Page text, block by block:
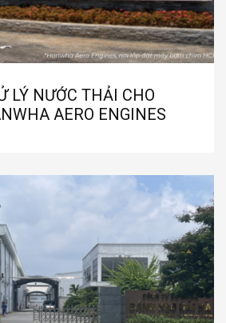
LÝ NƯỚC THẢI CHO
AERO ENGINES